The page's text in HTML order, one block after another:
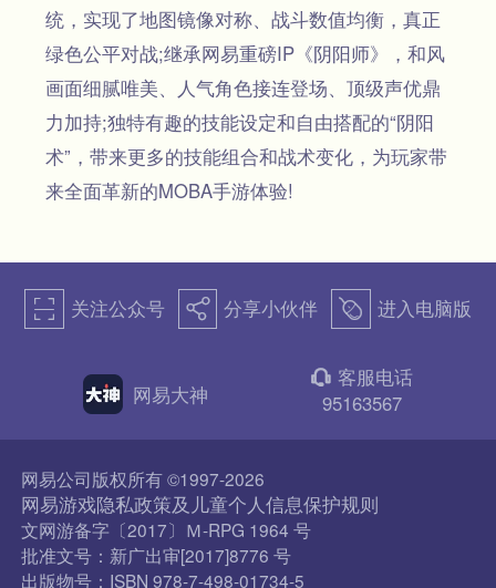
统，实现了地图镜像对称、战斗数值均衡，真正
绿色公平对战;继承网易重磅IP《阴阳师》，和风
画面细腻唯美、人气角色接连登场、顶级声优鼎
力加持;独特有趣的技能设定和自由搭配的“阴阳
术”，带来更多的技能组合和战术变化，为玩家带
来全面革新的MOBA手游体验!
򰀁 关注公众号 򰀂 分享小伙伴 򰀄 进入电脑版
网易大神
򰀃 客服电话
95163567
网易公司版权所有 ©1997-2026
网易游戏隐私政策及儿童个人信息保护规则
文网游备字〔2017〕Ｍ-RPG 1964 号
批准文号：新广出审[2017]8776 号
出版物号：ISBN 978-7-498-01734-5